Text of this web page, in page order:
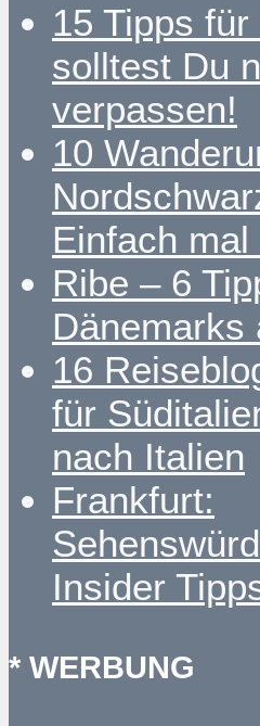
15 Tipps
solltest Du
verpassen!
10
Einfach
Ribe – 6
Dänemarks
16
für
nach Italien
Frankfurt:
Insider
* WERBUNG